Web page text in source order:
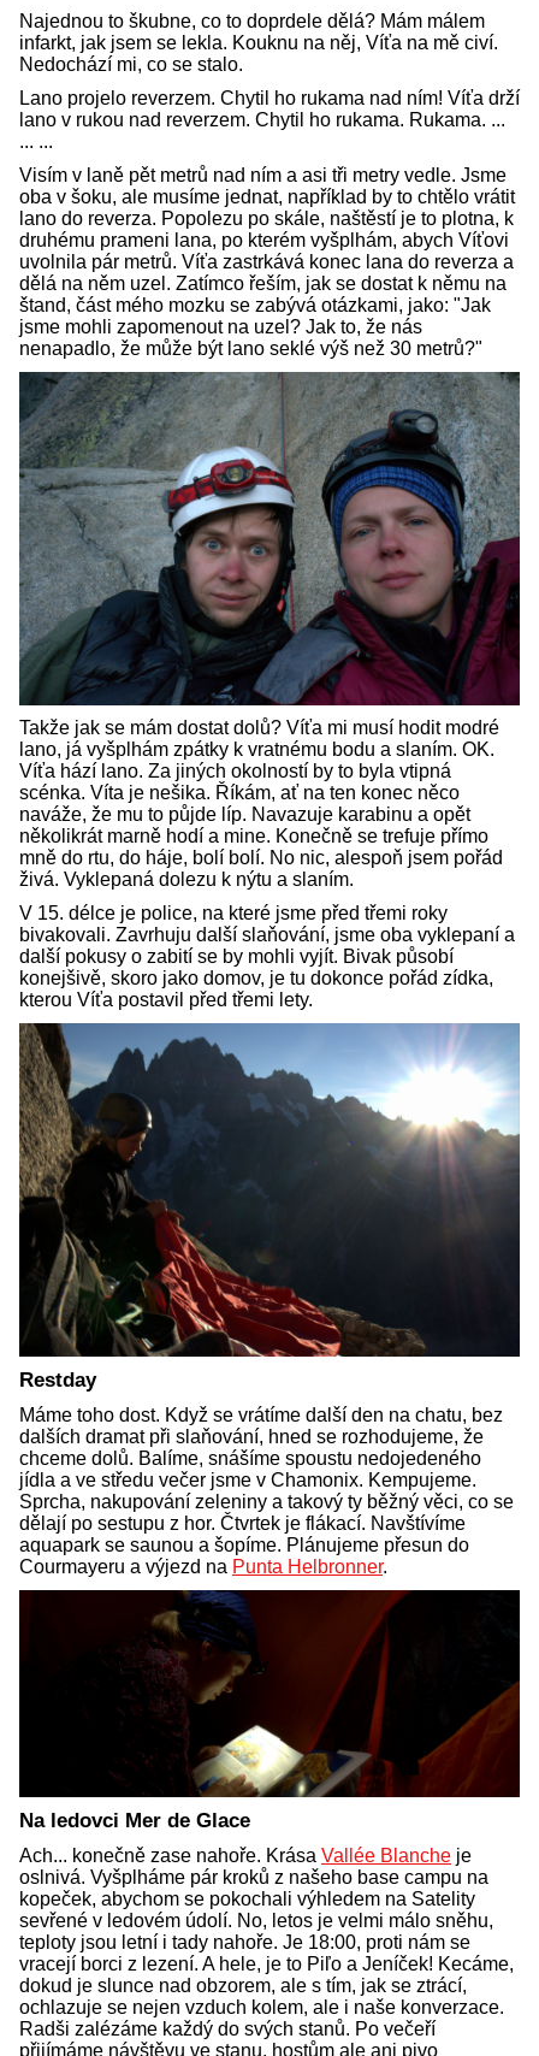
Najednou to škubne, co to doprdele dělá? Mám málem
infarkt, jak jsem se lekla. Kouknu na něj, Víťa na mě civí.
Nedochází mi, co se stalo.
Lano projelo reverzem. Chytil ho rukama nad ním! Víťa drží
lano v rukou nad reverzem. Chytil ho rukama. Rukama. ...
... ...
Visím v laně pět metrů nad ním a asi tři metry vedle. Jsme
oba v šoku, ale musíme jednat, například by to chtělo vrátit
lano do reverza. Popolezu po skále, naštěstí je to plotna, k
druhému prameni lana, po kterém vyšplhám, abych Víťovi
uvolnila pár metrů. Víťa zastrkává konec lana do reverza a
dělá na něm uzel. Zatímco řeším, jak se dostat k němu na
štand, část mého mozku se zabývá otázkami, jako: "Jak
jsme mohli zapomenout na uzel? Jak to, že nás
nenapadlo, že může být lano seklé výš než 30 metrů?"
Takže jak se mám dostat dolů? Víťa mi musí hodit modré
lano, já vyšplhám zpátky k vratnému bodu a slaním. OK.
Víťa hází lano. Za jiných okolností by to byla vtipná
scénka. Víta je nešika. Říkám, ať na ten konec něco
naváže, že mu to půjde líp. Navazuje karabinu a opět
několikrát marně hodí a mine. Konečně se trefuje přímo
mně do rtu, do háje, bolí bolí. No nic, alespoň jsem pořád
živá. Vyklepaná dolezu k nýtu a slaním.
V 15. délce je police, na které jsme před třemi roky
bivakovali. Zavrhuju další slaňování, jsme oba vyklepaní a
další pokusy o zabití se by mohli vyjít. Bivak působí
konejšivě, skoro jako domov, je tu dokonce pořád zídka,
kterou Víťa postavil před třemi lety.
Restday
Máme toho dost. Když se vrátíme další den na chatu, bez
dalších dramat při slaňování, hned se rozhodujeme, že
chceme dolů. Balíme, snášíme spoustu nedojedeného
jídla a ve středu večer jsme v Chamonix. Kempujeme.
Sprcha, nakupování zeleniny a takový ty běžný věci, co se
dělají po sestupu z hor. Čtvrtek je flákací. Navštívíme
aquapark se saunou a šopíme. Plánujeme přesun do
Courmayeru a výjezd na Punta Helbronner.
Na ledovci Mer de Glace
Ach... konečně zase nahoře. Krása Vallée Blanche je
oslnivá. Vyšplháme pár kroků z našeho base campu na
kopeček, abychom se pokochali výhledem na Satelity
sevřené v ledovém údolí. No, letos je velmi málo sněhu,
teploty jsou letní i tady nahoře. Je 18:00, proti nám se
vracejí borci z lezení. A hele, je to Piľo a Jeníček! Kecáme,
dokud je slunce nad obzorem, ale s tím, jak se ztrácí,
ochlazuje se nejen vzduch kolem, ale i naše konverzace.
Radši zalézáme každý do svých stanů. Po večeří
přijímáme návštěvu ve stanu, hostům ale ani pivo